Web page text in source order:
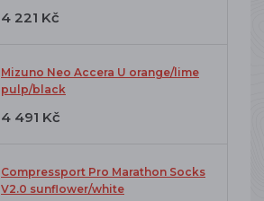
4 221 Kč
Mizuno Neo Accera U orange/lime
pulp/black
4 491 Kč
Compressport Pro Marathon Socks
V2.0 sunflower/white